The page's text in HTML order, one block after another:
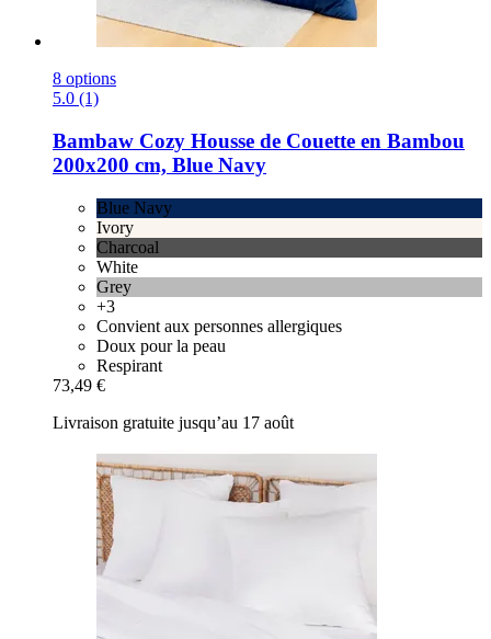
8 options
5.0 (1)
Bambaw Cozy Housse de Couette en Bambou
200x200 cm, Blue Navy
Blue Navy
Ivory
Charcoal
White
Grey
+3
Convient aux personnes allergiques
Doux pour la peau
Respirant
73,49 €
Livraison gratuite jusqu’au 17 août